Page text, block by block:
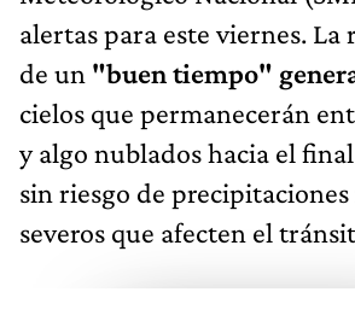
alertas para este viernes. La
de un "buen tiempo"
cielos que permanecerán
y algo nublados hacia el
sin riesgo de
severos que afecten el